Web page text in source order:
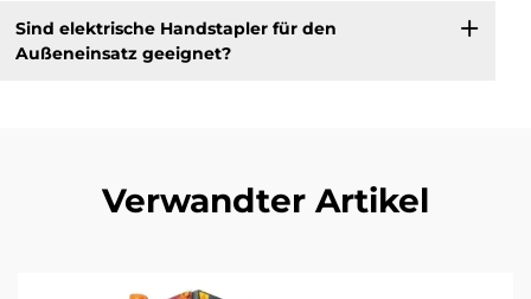
Sind elektrische Handstapler für den
Außeneinsatz geeignet?
Verwandter Artikel